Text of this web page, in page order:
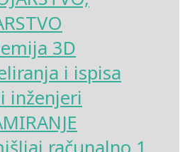
3D
i ispisa
inženjeri